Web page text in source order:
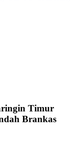
Timur
Brankas